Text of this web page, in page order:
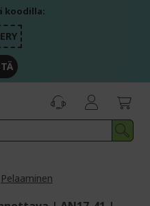
koodilla:
Pelaaminen